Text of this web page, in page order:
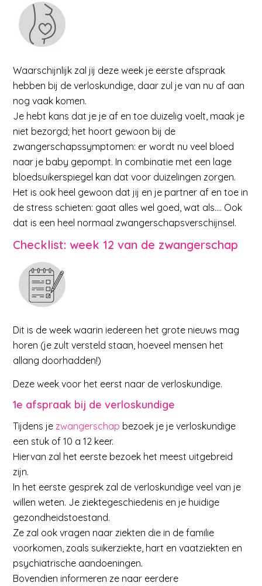
Waarschijnlijk zal jij deze week je eerste afspraak
hebben bij de verloskundige, daar zul je van nu af aan
nog vaak komen.
Je hebt kans dat je je af en toe duizelig voelt, maak je
niet bezorgd; het hoort gewoon bij de
zwangerschapssymptomen: er wordt nu veel bloed
naar je baby gepompt. In combinatie met een lage
bloedsuikerspiegel kan dat voor duizelingen zorgen.
Het is ook heel gewoon dat jij en je partner af en toe in
de stress schieten: gaat alles wel goed, wat als…. Ook
dat is een heel normaal zwangerschapsverschijnsel.
Checklist: week 12 van de zwangerschap
Dit is de week waarin iedereen het grote nieuws mag
horen (je zult versteld staan, hoeveel mensen het
allang doorhadden!)
Deze week voor het eerst naar de verloskundige.
1e afspraak bij de verloskundige
Tijdens je zwangerschap bezoek je je verloskundige
een stuk of 10 a 12 keer.
Hiervan zal het eerste bezoek het meest uitgebreid
zijn.
In het eerste gesprek zal de verloskundige veel van je
willen weten. Je ziektegeschiedenis en je huidige
gezondheidstoestand.
Ze zal ook vragen naar ziekten die in de familie
voorkomen, zoals suikerziekte, hart en vaatziekten en
psychiatrische aandoeningen.
Bovendien informeren ze naar eerdere